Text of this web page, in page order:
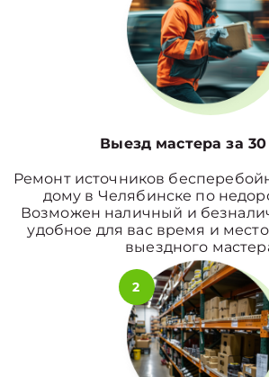
Выезд мастера за
Ремонт источников
дому в Челябинске по
Возможен наличный и
удобное для вас время и
выездного
2